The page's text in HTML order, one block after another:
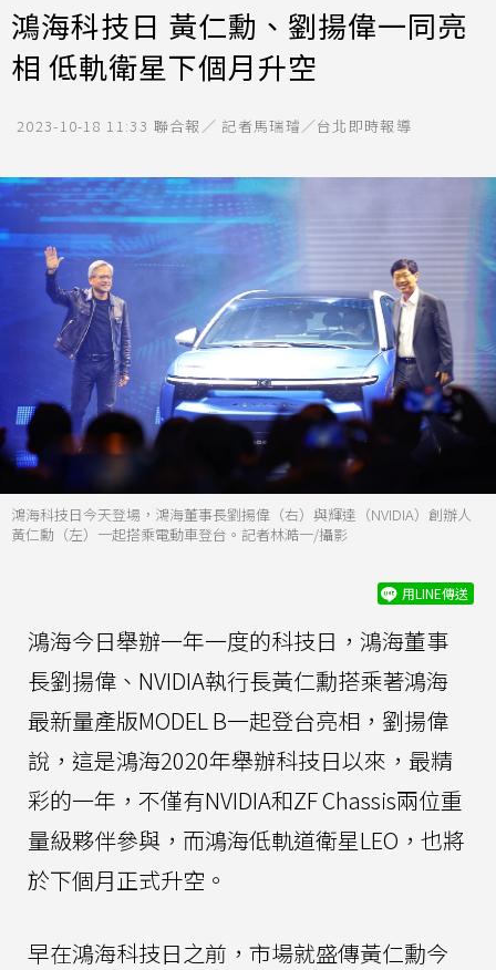
鴻海科技日 黃仁勳、劉揚偉一同亮
相 低軌衛星下個月升空
2023-10-18 11:33 聯合報／ 記者馬瑞璿／台北即時報導
鴻海科技日今天登場，鴻海董事長劉揚偉（右）與輝達（NVIDIA）創辦人
黃仁勳（左）一起搭乘電動車登台。記者林澔一/攝影
用LINE傳送
鴻海今日舉辦一年一度的科技日，鴻海董事
長劉揚偉、NVIDIA執行長黃仁勳搭乘著鴻海
最新量產版MODEL B一起登台亮相，劉揚偉
說，這是鴻海2020年舉辦科技日以來，最精
彩的一年，不僅有NVIDIA和ZF Chassis兩位重
量級夥伴參與，而鴻海低軌道衛星LEO，也將
於下個月正式升空。
早在鴻海科技日之前，市場就盛傳黃仁勳今